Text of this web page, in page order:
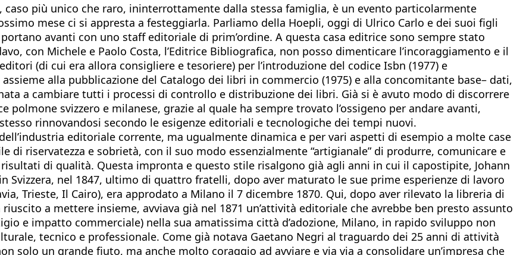
caso più unico che raro, ininterrottamente dalla stessa famiglia, è un evento particolarmente
mese ci si appresta a festeggiarla. Parliamo della Hoepli, oggi di Ulrico Carlo e dei suoi figli
avanti con uno staff editoriale di prim’ordine. A questa casa editrice sono sempre stato
con Michele e Paolo Costa, l’Editrice Bibliografica, non posso dimenticare l’incoraggiamento e il
(di cui era allora consigliere e tesoriere) per l’introduzione del codice Isbn (1977) e
alla pubblicazione del Catalogo dei libri in commercio (1975) e alla concomitante base– dati,
a cambiare tutti i processi di controllo e distribuzione dei libri. Già si è avuto modo di discorrere
svizzero e milanese, grazie al quale ha sempre trovato l’ossigeno per andare avanti,
rinnovandosi secondo le esigenze editoriali e tecnologiche dei tempi nuovi.
editoriale corrente, ma ugualmente dinamica e per vari aspetti di esempio a molte case
riservatezza e sobrietà, con il suo modo essenzialmente “artigianale” di produrre, comunicare e
di qualità. Questa impronta e questo stile risalgono già agli anni in cui il capostipite, Johann
Svizzera, nel 1847, ultimo di quattro fratelli, dopo aver maturato le sue prime esperienze di lavoro
Trieste, Il Cairo), era approdato a Milano il 7 dicembre 1870. Qui, dopo aver rilevato la libreria di
a mettere insieme, avviava già nel 1871 un’attività editoriale che avrebbe ben presto assunto
e impatto commerciale) nella sua amatissima città d’adozione, Milano, in rapido sviluppo non
tecnico e professionale. Come già notava Gaetano Negri al traguardo dei 25 anni di attività
solo un grande fiuto, ma anche molto coraggio ad avviare e via via a consolidare un’impresa che